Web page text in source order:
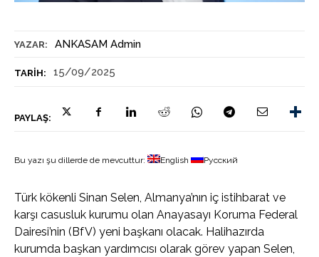
YAZAR: ANKASAM Admin
TARIH: 15/09/2025
PAYLAŞ:
Bu yazı şu dillerde de mevcuttur: English Русский
Türk kökenli Sinan Selen, Almanya’nın iç istihbarat ve
karşı casusluk kurumu olan Anayasayı Koruma Federal
Dairesi’nin (BfV) yeni başkanı olacak. Halihazırda
kurumda başkan yardımcısı olarak görev yapan Selen,